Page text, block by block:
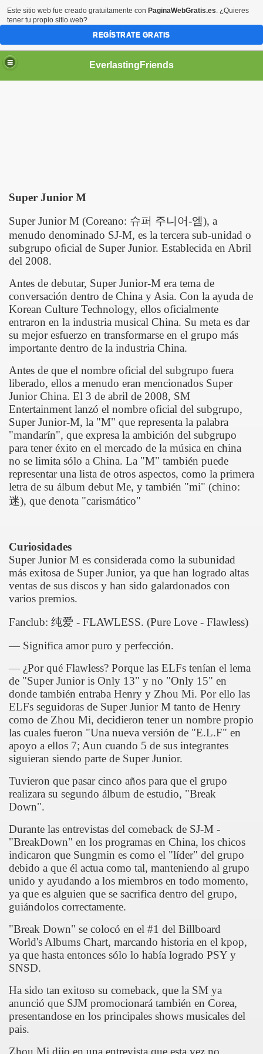
EverlastingFriends
Super Junior M
Super Junior M (Coreano: 슈퍼 주니어-엠), a
menudo denominado SJ-M, es la tercera sub-unidad o
subgrupo oﬁcial de Super Junior. Establecida en Abril
del 2008.
Antes de debutar, Super Junior-M era tema de
conversación dentro de China y Asia. Con la ayuda de
Korean Culture Technology, ellos oficialmente
entraron en la industria musical China. Su meta es dar
su mejor esfuerzo en transformarse en el grupo más
importante dentro de la industria China.
Antes de que el nombre oficial del subgrupo fuera
liberado, ellos a menudo eran mencionados Super
Junior China. El 3 de abril de 2008, SM
Entertainment lanzó el nombre oficial del subgrupo,
Super Junior-M, la "M" que representa la palabra
"mandarín", que expresa la ambición del subgrupo
para tener éxito en el mercado de la música en china
no se limita sólo a China. La "M" también puede
representar una lista de otros aspectos, como la primera
letra de su álbum debut Me, y también "mi" (chino:
迷), que denota "carismático"
Curiosidades
Super Junior M es considerada como la subunidad
más exitosa de Super Junior, ya que han logrado altas
ventas de sus discos y han sido galardonados con
varios premios.
Fanclub: 纯爱 - FLAWLESS. (Pure Love - Flawless)
—Significa amor puro y perfección.
—¿Por qué Flawless? Porque las ELFs tenían el lema
de "Super Junior is Only 13" y no "Only 15" en
donde también entraba Henry y Zhou Mi. Por ello las
ELFs seguidoras de Super Junior M tanto de Henry
como de Zhou Mi, decidieron tener un nombre propio
las cuales fueron "Una nueva versión de "E.L.F" en
apoyo a ellos 7; Aun cuando 5 de sus integrantes
siguieran siendo parte de Super Junior.
Tuvieron que pasar cinco años para que el grupo
realizara su segundo álbum de estudio, "Break
Down".
Durante las entrevistas del comeback de SJ-M -
"BreakDown" en los programas en China, los chicos
indicaron que Sungmin es como el "líder" del grupo
debido a que él actua como tal, manteniendo al grupo
unido y ayudando a los miembros en todo momento,
ya que es alguien que se sacrifica dentro del grupo,
guiándolos correctamente.
"Break Down" se colocó en el #1 del Billboard
World's Albums Chart, marcando historia en el kpop,
ya que hasta entonces sólo lo había logrado PSY y
SNSD.
Ha sido tan exitoso su comeback, que la SM ya
anunció que SJM promocionará también en Corea,
presentandose en los principales shows musicales del
pais.
Zhou Mi dijo en una entrevista que esta vez no
Este sitio web fue creado gratuitamente con PaginaWebGratis.es. ¿Quieres
tener tu propio sitio web?
REGÍSTRATE GRATIS